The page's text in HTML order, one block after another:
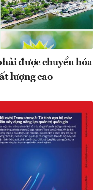
được chuyển hóa
lượng cao